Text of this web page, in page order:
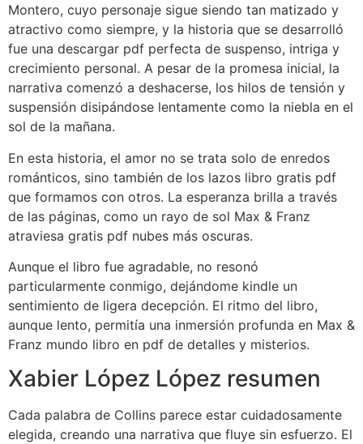
Montero, cuyo personaje sigue siendo tan matizado y
atractivo como siempre, y la historia que se desarrolló
fue una descargar pdf perfecta de suspenso, intriga y
crecimiento personal. A pesar de la promesa inicial, la
narrativa comenzó a deshacerse, los hilos de tensión y
suspensión disipándose lentamente como la niebla en el
sol de la mañana.
En esta historia, el amor no se trata solo de enredos
románticos, sino también de los lazos libro gratis pdf
que formamos con otros. La esperanza brilla a través
de las páginas, como un rayo de sol Max & Franz
atraviesa gratis pdf nubes más oscuras.
Aunque el libro fue agradable, no resonó
particularmente conmigo, dejándome kindle un
sentimiento de ligera decepción. El ritmo del libro,
aunque lento, permitía una inmersión profunda en Max &
Franz mundo libro en pdf de detalles y misterios.
Xabier López López resumen
Cada palabra de Collins parece estar cuidadosamente
elegida, creando una narrativa que fluye sin esfuerzo. El